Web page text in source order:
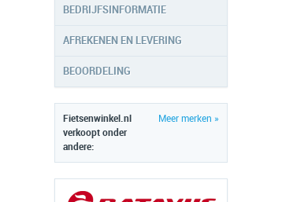
BEDRIJFSINFORMATIE
AFREKENEN EN LEVERING
BEOORDELING
Meer merken »
Fietsenwinkel.nl
verkoopt onder
andere: